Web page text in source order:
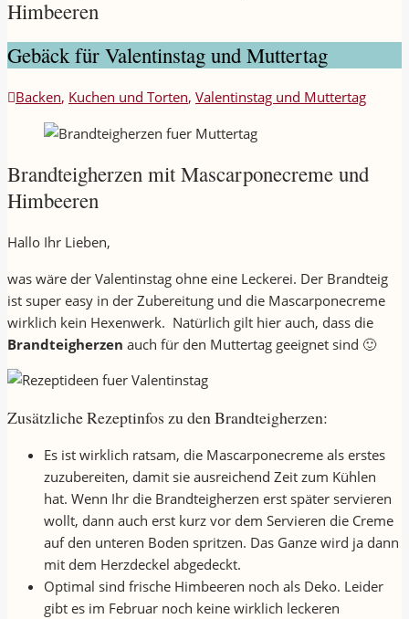
Himbeeren
Gebäck für Valentinstag und Muttertag
Backen, Kuchen und Torten, Valentinstag und Muttertag
Brandteigherzen mit Mascarponecreme und
Himbeeren
Hallo Ihr Lieben,
was wäre der Valentinstag ohne eine Leckerei. Der Brandteig
ist super easy in der Zubereitung und die Mascarponecreme
wirklich kein Hexenwerk. Natürlich gilt hier auch, dass die
Brandteigherzen auch für den Muttertag geeignet sind 🙂
Zusätzliche Rezeptinfos zu den Brandteigherzen:
Es ist wirklich ratsam, die Mascarponecreme als erstes
zuzubereiten, damit sie ausreichend Zeit zum Kühlen
hat. Wenn Ihr die Brandteigherzen erst später servieren
wollt, dann auch erst kurz vor dem Servieren die Creme
auf den unteren Boden spritzen. Das Ganze wird ja dann
mit dem Herzdeckel abgedeckt.
Optimal sind frische Himbeeren noch als Deko. Leider
gibt es im Februar noch keine wirklich leckeren